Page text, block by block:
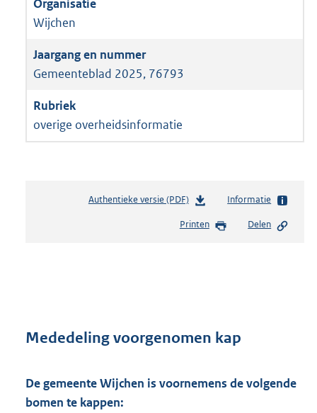
Wijchen
Gemeenteblad 2025, 76793
overige overheidsinformatie
Authentieke versie (PDF)b
s
r
Informatie
Printen Delen
Mededeling voorgenomen kap
De gemeente Wijchen is voornemens de volgende
bomen te kappen: